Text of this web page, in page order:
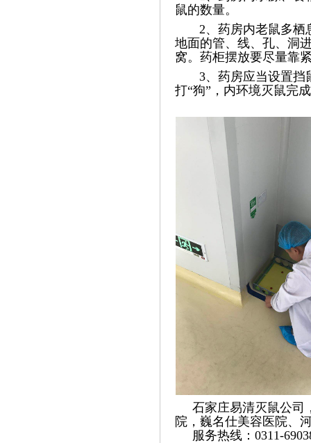
鼠的数量。
2、药房内老鼠多栖
地面的管、线、孔、洞
窝。药柜摆放要尽量靠
3、药房应当设置挡
打“狗”，内环境灭鼠完
石家庄易清灭鼠公司
院，巍名仕美容医院、
服务热线：0311-